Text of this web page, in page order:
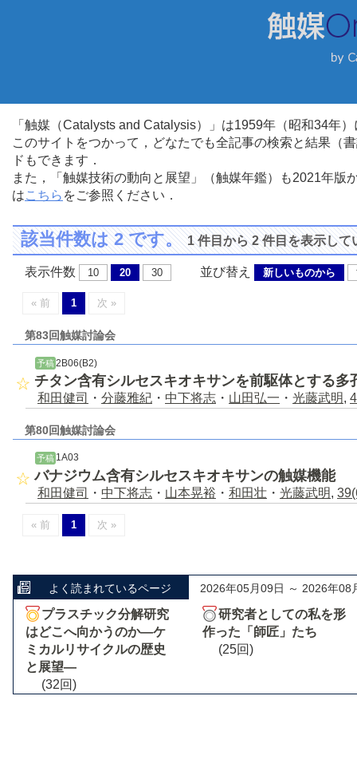
「触媒（Catalysts and Catalysis）」は1959年（昭和34年
このサイトをつかって，どなたでも全記事の検索と結果（
ドもできます．
また，「触媒技術の動向と展望」（触媒年鑑）も2021年
はこちら をご参照ください．
該当件数は 2 です。1 件目から 2 件目を表示して
表示件数 10 20 30 並び替え 新しいものから
« 前 1 次 »
第83回触媒討論会
予稿 2B06(B2)
チタン含有シルセスキオキサンを前駆体とする多
和田健司 ・ 分藤雅紀 ・ 中下将志 ・ 山田弘一 ・ 光藤武明,
第80回触媒討論会
予稿 1A03
バナジウム含有シルセスキオキサンの触媒機能
和田健司 ・ 中下将志 ・ 山本晃裕 ・ 和田壮 ・ 光藤武明,
« 前 1 次 »
よく読まれているページ 2026年05月09日 ～ 2026年08
プラスチック分解研究
はどこへ向かうのか―ケ
ミカルリサイクルの歴史
と展望―
(32回)
研究者としての私を形
作った「師匠」たち
(25回)